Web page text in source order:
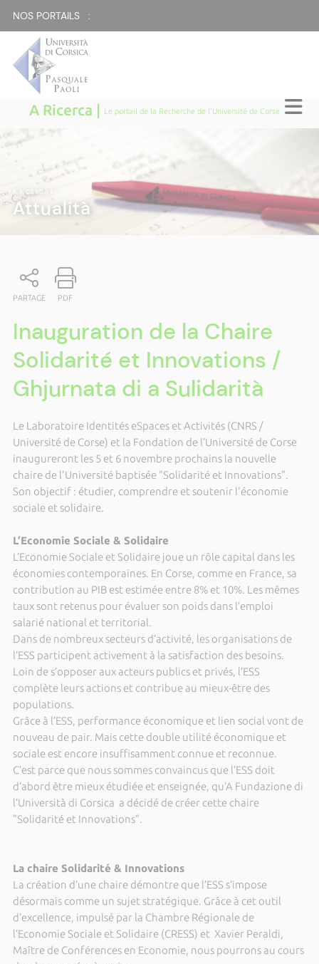
NOS PORTAILS :
A Ricerca | Le portail de la Recherche de l'Université de Corse
A RICERCA
Attualità
PARTAGE PDF
Inauguration de la Chaire
Solidarité et Innovations /
Ghjurnata di a Sulidarità
Le Laboratoire Identités eSpaces et Activités (CNRS /
Université de Corse) et la Fondation de l’Université de Corse
inaugureront les 5 et 6 novembre prochains la nouvelle
chaire de l'Université baptisée "Solidarité et Innovations".
Son objectif : étudier, comprendre et soutenir l'économie
sociale et solidaire.
L’Economie Sociale & Solidaire
L’Economie Sociale et Solidaire joue un rôle capital dans les
économies contemporaines. En Corse, comme en France, sa
contribution au PIB est estimée entre 8% et 10%. Les mêmes
taux sont retenus pour évaluer son poids dans l’emploi
salarié national et territorial.
Dans de nombreux secteurs d’activité, les organisations de
l’ESS participent activement à la satisfaction des besoins.
Loin de s’opposer aux acteurs publics et privés, l’ESS
complète leurs actions et contribue au mieux-être des
populations.
Grâce à l’ESS, performance économique et lien social vont de
nouveau de pair. Mais cette double utilité économique et
sociale est encore insuffisamment connue et reconnue.
C’est parce que nous sommes convaincus que l’ESS doit
d’abord être mieux étudiée et enseignée, qu’A Fundazione di
l’Università di Corsica a décidé de créer cette chaire
"Solidarité et Innovations".
La chaire Solidarité & Innovations
La création d’une chaire démontre que l’ESS s’impose
désormais comme un sujet stratégique. Grâce à cet outil
d’excellence, impulsé par la Chambre Régionale de
l’Economie Sociale et Solidaire (CRESS) et Xavier Peraldi,
Maître de Conférences en Economie, nous pourrons au cours